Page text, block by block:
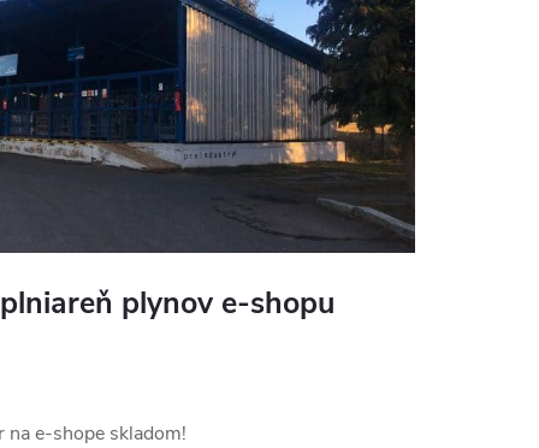
plynov e-shopu
na e-shope skladom!